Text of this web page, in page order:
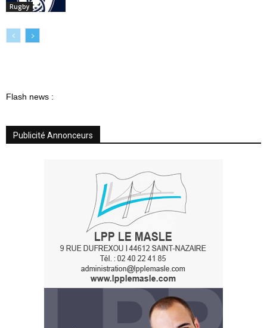
Rugby
Flash news :
Publicité Annonceurs